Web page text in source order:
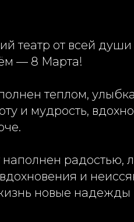
театр от всей души
— 8 Марта!
теплом,
и мудрость,
радостью,
и
новые